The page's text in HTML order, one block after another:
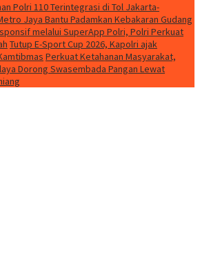
Polri 110 Terintegrasi di Tol Jakarta-
Jaya Bantu Padamkan Kebakaran Gudang
melalui SuperApp Polri, Polri Perkuat
Tutup E-Sport Cup 2026, Kapolri ajak
Perkuat Ketahanan Masyarakat,
Dorong Swasembada Pangan Lewat